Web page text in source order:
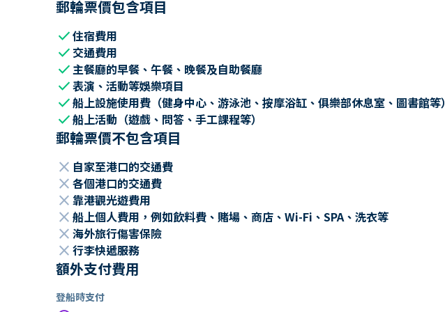
郵輪票價包含項目
check住宿費用
check 交通費用
check主餐廳的早餐、午餐、晚餐及自助餐廳
check表演、活動等娛樂項目
check船上設施使用費（健身中心、游泳池、按摩浴缸、俱樂部休息室、圖書館等）
check船上活動（遊戲、問答、手工課程等）
郵輪票價不包含項目
close 自家至港口的交通費
close 各個港口的交通費
close 靠港觀光遊費用
close 船上個人費用，例如飲料費、賭場、商店、Wi-Fi、SPA、洗衣等
close 海外旅行傷害保險
close 行李快遞服務
額外支付費用
登船時支付